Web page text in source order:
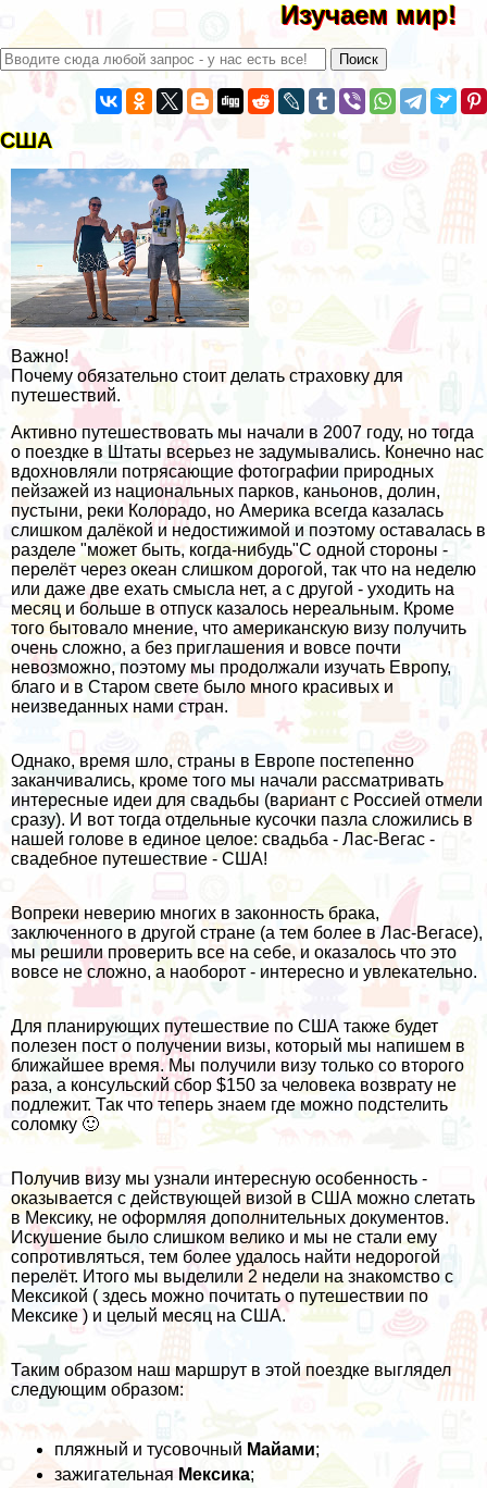
Изучаем мир!
США
Важно!
Почему обязательно стоит делать страховку для
путешествий.
Активно путешествовать мы начали в 2007 году, но тогда
о поездке в Штаты всерьез не задумывались. Конечно нас
вдохновляли потрясающие фотографии природных
пейзажей из национальных парков, каньонов, долин,
пустыни, реки Колорадо, но Америка всегда казалась
слишком далёкой и недостижимой и поэтому оставалась в
разделе "может быть, когда-нибудь"С одной стороны -
перелёт через океан слишком дорогой, так что на неделю
или даже две ехать смысла нет, а с другой - уходить на
месяц и больше в отпуск казалось нереальным. Кроме
того бытовало мнение, что американскую визу получить
очень сложно, а без приглашения и вовсе почти
невозможно, поэтому мы продолжали изучать Европу,
благо и в Старом свете было много красивых и
неизведанных нами стран.
Однако, время шло, страны в Европе постепенно
заканчивались, кроме того мы начали рассматривать
интересные идеи для свадьбы (вариант с Россией отмели
сразу). И вот тогда отдельные кусочки пазла сложились в
нашей голове в единое целое: свадьба - Лас-Вегас -
свадебное путешествие - США!
Вопреки неверию многих в законность брака,
заключенного в другой стране (а тем более в Лас-Вегасе),
мы решили проверить все на себе, и оказалось что это
вовсе не сложно, а наоборот - интересно и увлекательно.
Для планирующих путешествие по США также будет
полезен пост о получении визы, который мы напишем в
ближайшее время. Мы получили визу только со второго
раза, а консульский сбор $150 за человека возврату не
подлежит. Так что теперь знаем где можно подстелить
соломку 🙂
Получив визу мы узнали интересную особенность -
оказывается с действующей визой в США можно слетать
вМексику, не оформляя дополнительных документов.
Искушение было слишком велико и мы не стали ему
сопротивляться, тем более удалось найти недорогой
перелёт. Итого мы выделили 2 недели на знакомство с
Мексикой ( здесь можно почитать о путешествии по
Мексике ) и целый месяц на США.
Таким образом наш маршрут в этой поездке выглядел
следующим образом:
пляжный и тусовочный Майами;
зажигательная Мексика;